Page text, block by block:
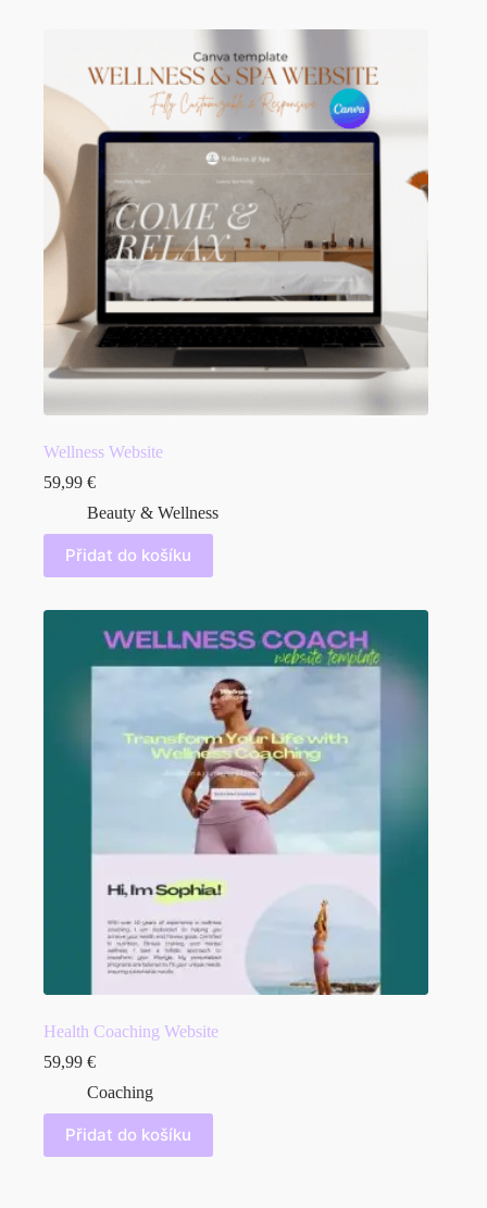
Wellness Website
59,99 €
Beauty & Wellness
Přidat do košíku
Health Coaching Website
59,99 €
Coaching
Přidat do košíku